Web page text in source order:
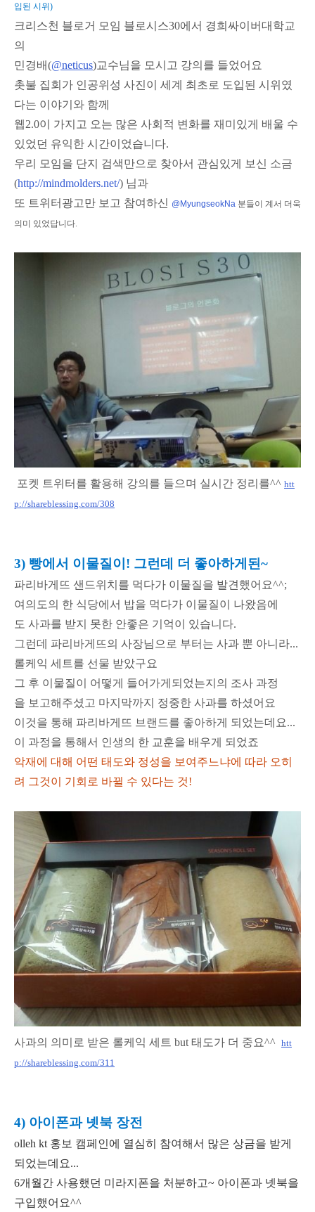
입된 시위)
크리스천 블로거 모임 블로시스30에서 경희싸이버대학교
의
민경배(@neticus)교수님을 모시고 강의를 들었어요
촛불 집회가 인공위성 사진이 세계 최초로 도입된 시위였
다는 이야기와 함께
웹2.0이 가지고 오는 많은 사회적 변화를 재미있게 배울 수
있었던 유익한 시간이었습니다.
우리 모임을 단지 검색만으로 찾아서 관심있게 보신 소금
(http://mindmolders.net/) 님과
또 트위터광고만 보고 참여하신
@MyungseokNa 분들이 계서 더욱
의미 있었답니다.
포켓 트위터를 활용해 강의를 들으며 실시간 정리를^^ htt
p://shareblessing.com/308
3) 빵에서 이물질이! 그런데 더 좋아하게된~
파리바게뜨 샌드위치를 먹다가 이물질을 발견했어요^^;
여의도의 한 식당에서 밥을 먹다가 이물질이 나왔음에
도 사과를 받지 못한 안좋은 기억이 있습니다.
그런데 파리바게뜨의 사장님으로 부터는 사과 뿐 아니라...
롤케익 세트를 선물 받았구요
그 후 이물질이 어떻게 들어가게되었는지의 조사 과정
을 보고해주셨고 마지막까지 정중한 사과를 하셨어요
이것을 통해 파리바게뜨 브랜드를 좋아하게 되었는데요...
이 과정을 통해서 인생의 한 교훈을 배우게 되었죠
악재에 대해 어떤 태도와 정성을 보여주느냐에 따라 오히
려 그것이 기회로 바뀔 수 있다는 것!
사과의 의미로 받은 롤케익 세트 but 태도가 더 중요^^ htt
p://shareblessing.com/311
4) 아이폰과 넷북 장전
olleh kt 홍보 캠페인에 열심히 참여해서 많은 상금을 받게
되었는데요...
6개월간 사용했던 미라지폰을 처분하고~ 아이폰과 넷북을
구입했어요^^